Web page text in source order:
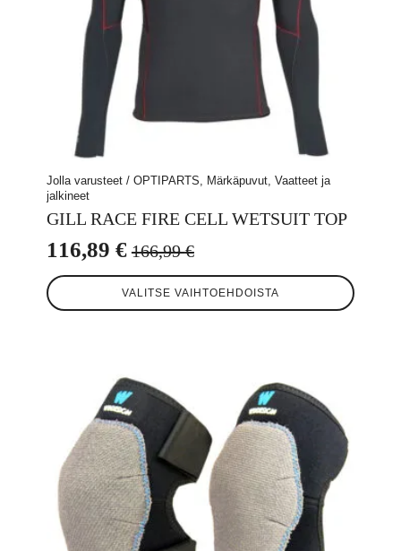
Jolla varusteet / OPTIPARTS, Märkäpuvut, Vaatteet ja
jalkineet
GILL RACE FIRE CELL WETSUIT TOP
166,99€
Alkuperäinen
hinta
oli:
116,89 €
Nykyinen
hinta
on:
VALITSE VAIHTOEHDOISTA
Tällä
tuotteella
tuotteen
sivulla.